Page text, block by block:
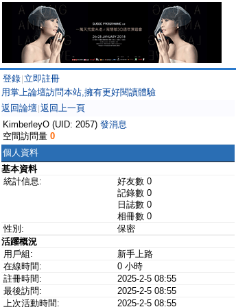
登錄 立即註冊
用掌上論壇訪問本站,擁有更好閱讀體驗
返回論壇 返回上一頁
KimberleyO (UID: 2057) 發消息
空間訪問量 0
個人資料
基本資料
統計信息:
好友數 0
記錄數 0
日誌數 0
相冊數 0
性別:
保密
活躍概況
用戶組:
新手上路
在線時間:
0 小時
註冊時間:
2025-2-5 08:55
最後訪問:
2025-2-5 08:55
上次活動時間:
2025-2-5 08:55